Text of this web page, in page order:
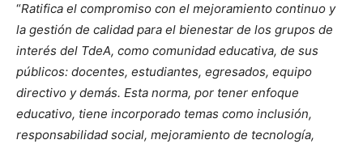
“Ratifica el compromiso con el mejoramiento continuo y
la gestión de calidad para el bienestar de los grupos de
interés del TdeA, como comunidad educativa, de sus
públicos: docentes, estudiantes, egresados, equipo
directivo y demás. Esta norma, por tener enfoque
educativo, tiene incorporado temas como inclusión,
responsabilidad social, mejoramiento de tecnología,